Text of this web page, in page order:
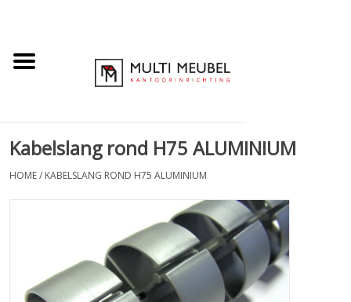
Kabelslang rond H75 ALUMINIUM
HOME/ KABELSLANG ROND H75 ALUMINIUM